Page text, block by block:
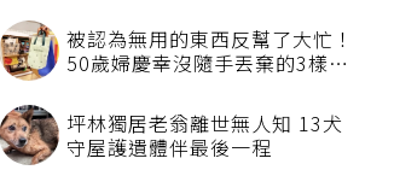
被認為無用的東西反幫了大忙！
50歲婦慶幸沒隨手丟棄的3樣物
坪林獨居老翁離世無人知 13犬
守屋護遺體伴最後一程